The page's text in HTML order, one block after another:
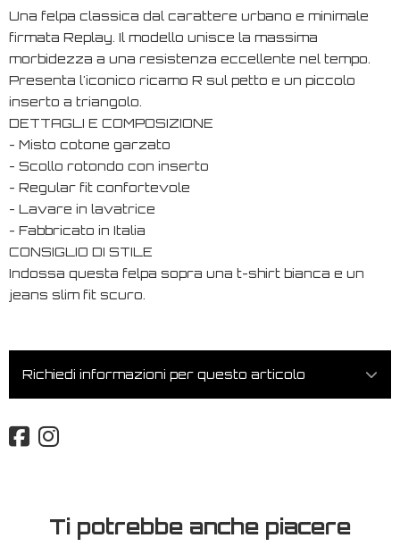
Una felpa classica dal carattere urbano e minimale
firmata Replay. Il modello unisce la massima
morbidezza a una resistenza eccellente nel tempo.
Presenta l'iconico ricamo R sul petto e un piccolo
inserto a triangolo.
DETTAGLI E COMPOSIZIONE
- Misto cotone garzato
- Scollo rotondo con inserto
- Regular fit confortevole
- Lavare in lavatrice
- Fabbricato in Italia
CONSIGLIO DI STILE
Indossa questa felpa sopra una t-shirt bianca e un
jeans slim fit scuro.
Richiedi informazioni per questo articolo
Ti potrebbe anche piacere